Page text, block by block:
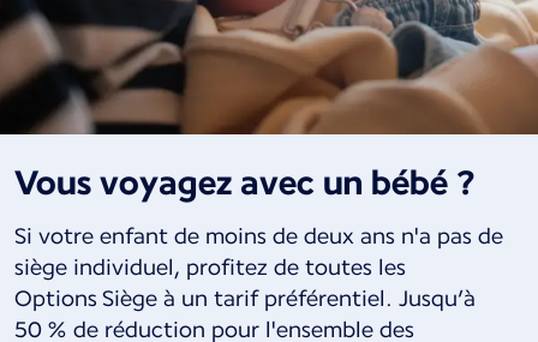
Vous voyagez avec un bébé ?
Si votre enfant de moins de deux ans n'a pas de
siège individuel, profitez de toutes les
Options Siège à un tarif préférentiel. Jusqu’à
50 % de réduction pour l'ensemble des